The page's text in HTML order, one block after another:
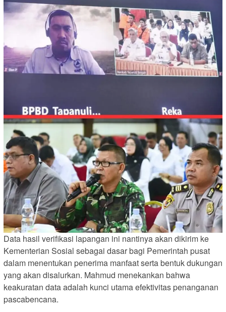
Data hasil verifikasi lapangan ini nantinya akan dikirim ke
Kementerian Sosial sebagai dasar bagi Pemerintah pusat
dalam menentukan penerima manfaat serta bentuk dukungan
yang akan disalurkan. Mahmud menekankan bahwa
keakuratan data adalah kunci utama efektivitas penanganan
pascabencana.